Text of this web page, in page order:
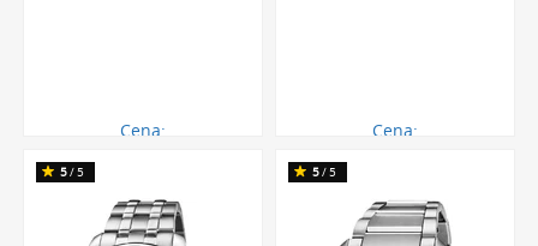
Cena:
Cena:
5/5 5/5